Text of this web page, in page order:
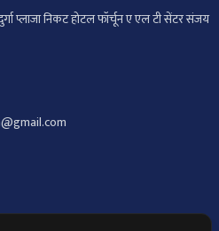
प्लाजा निकट होटल फॉर्चून ए एल टी सेंटर संजय